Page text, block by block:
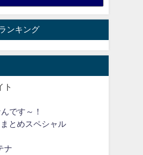
ンキング
ト
です～！
とめスペシャル
ナ